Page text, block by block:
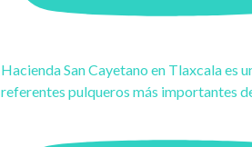
Hacienda San Cayetano en Tlaxcala es
referentes pulqueros más importantes